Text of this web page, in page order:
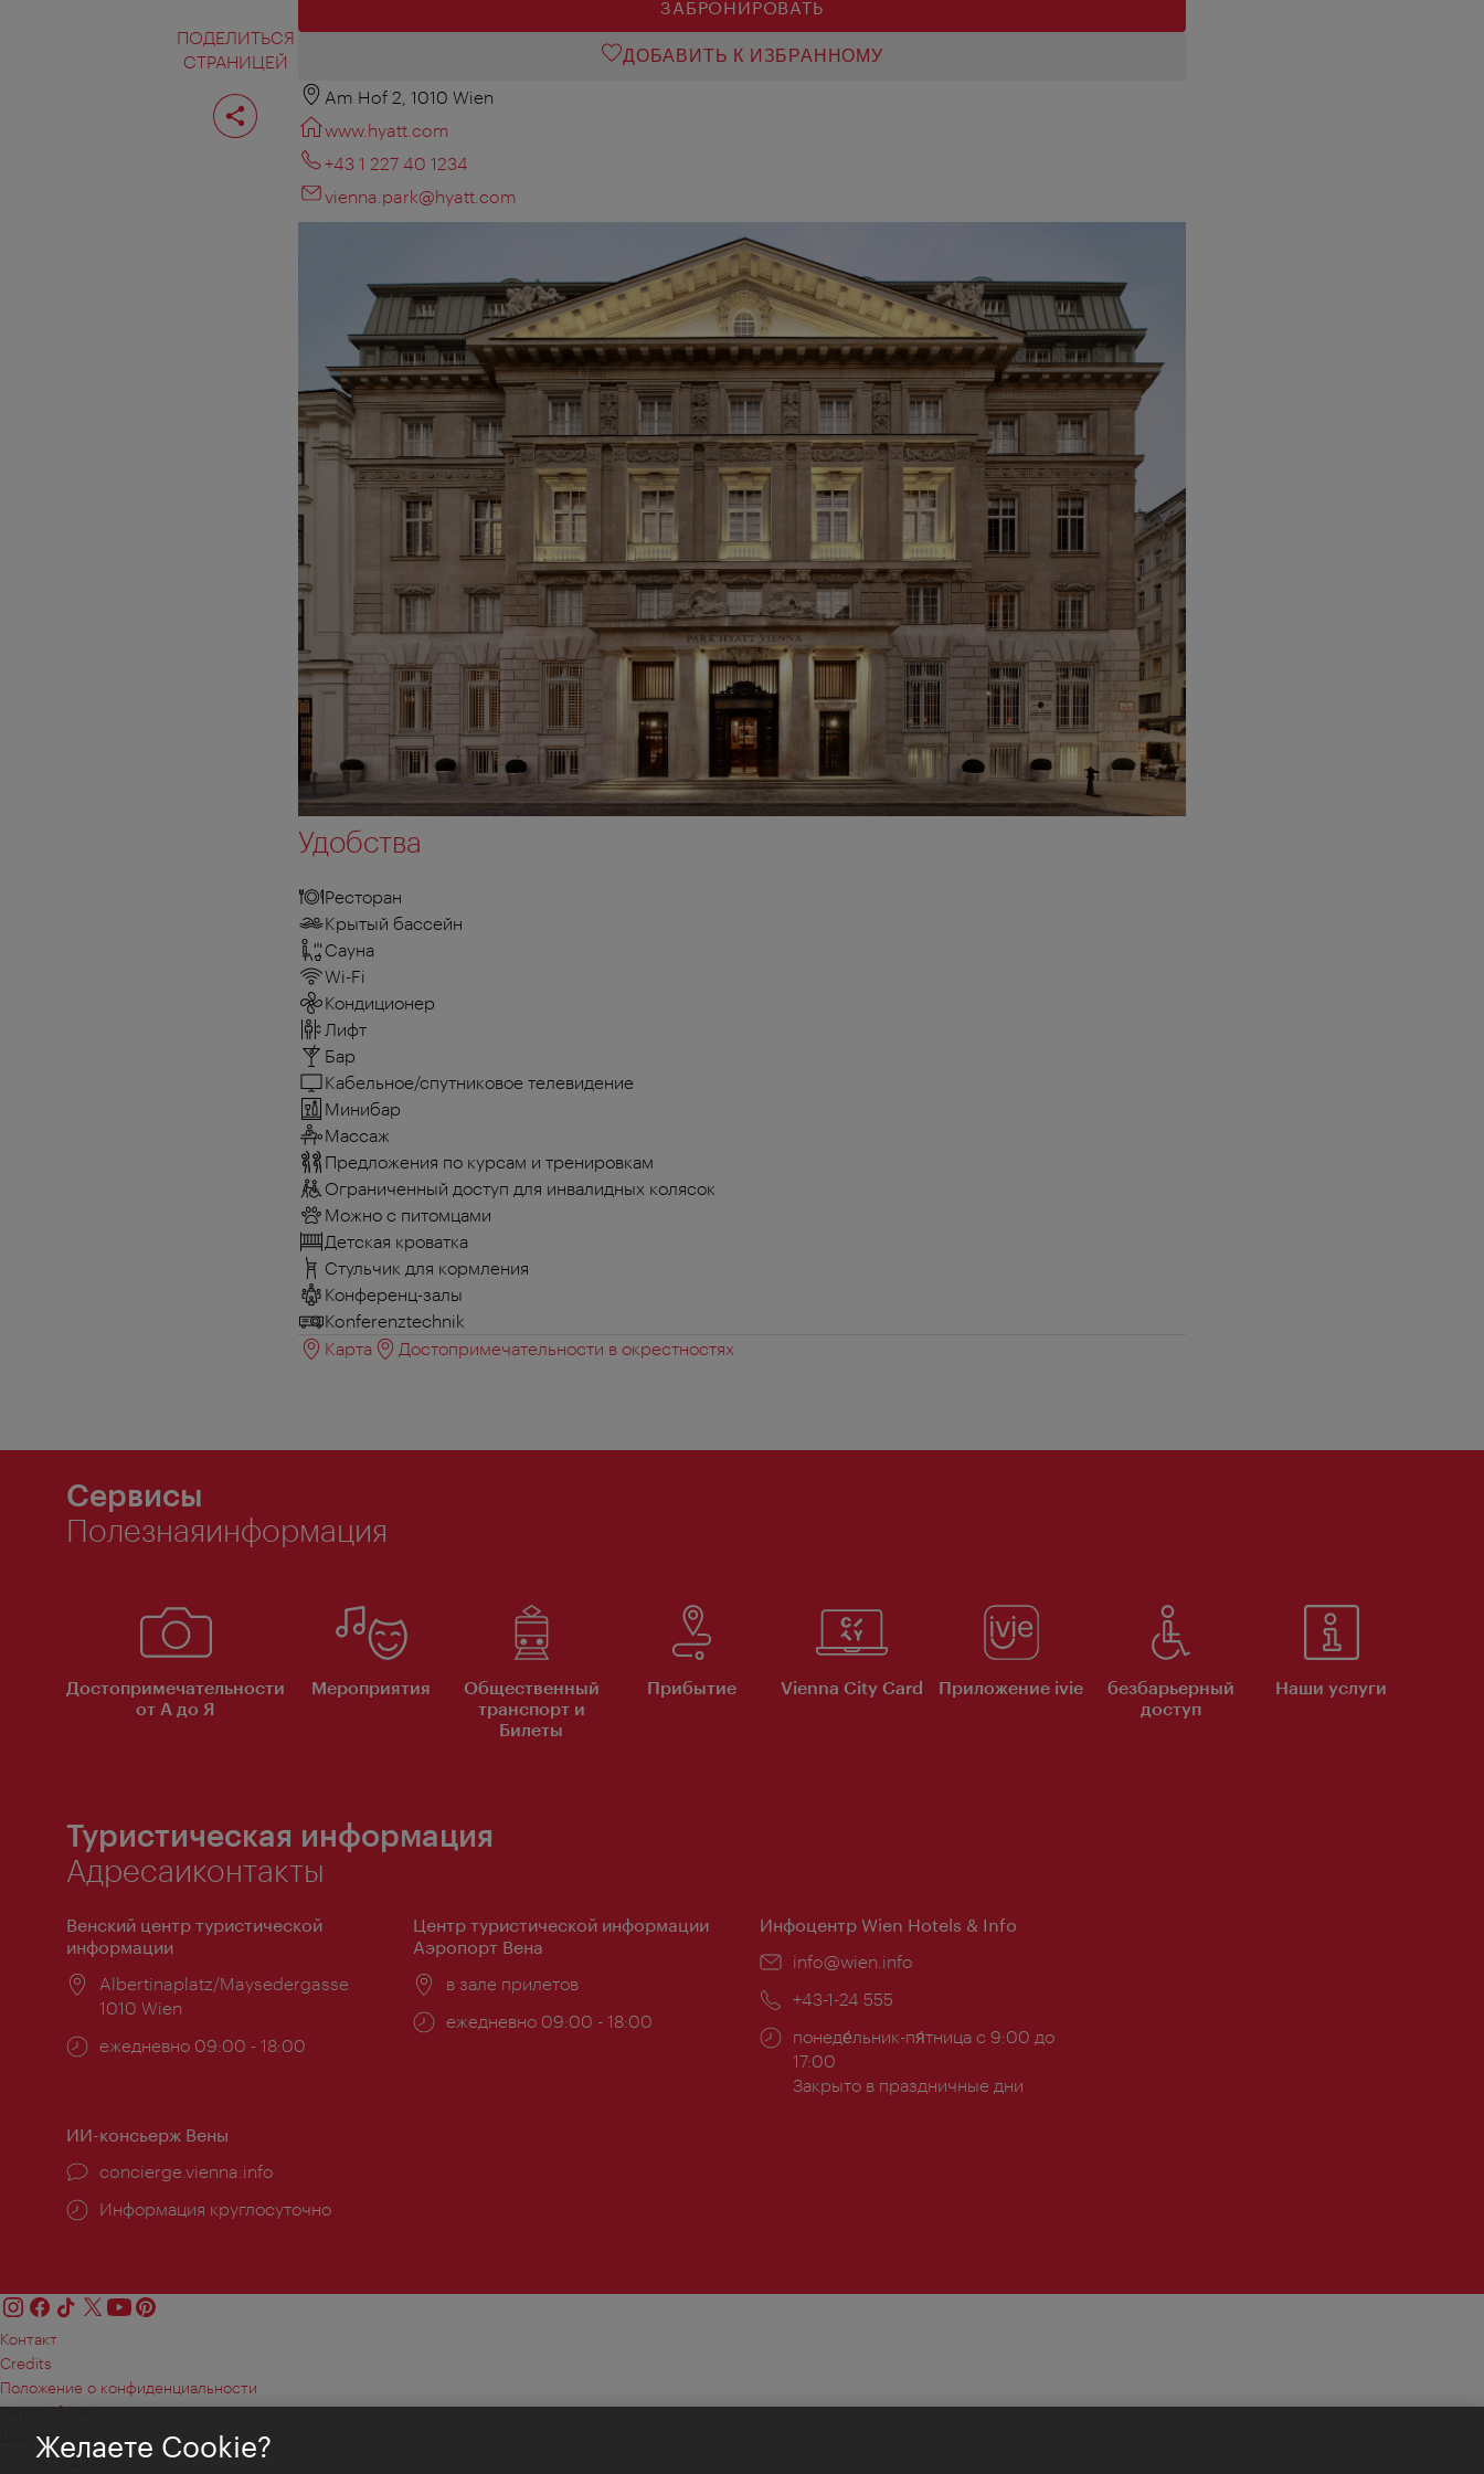
ПОДЕЛИТЬСЯ
СТРАНИЦЕЙ
Поделиться
страницей
ЗАБРОНИРОВАТЬ
ДОБАВИТЬ К ИЗБРАННОМУ
Am Hof 2, 1010 Wien
www.hyatt.com
+43 1 227 40 1234
vienna.park@hyatt.com
Удобства
Ресторан
Крытый бассейн
Сауна
Wi-Fi
Кондиционер
Лифт
Бар
Кабельное/спутниковое телевидение
Минибар
Массаж
Предложения по курсам и тренировкам
Ограниченный доступ для инвалидных колясок
Можно с питомцами
Детская кроватка
Стульчик для кормления
Конференц-залы
Konferenztechnik
Карта
Достопримечательности в окрестностях
Сервисы
Полезнаяинформация
Достопримечательности
от А до Я
Мероприятия
Общественный
транспорт и
Билеты
Прибытие Vienna City Card Приложение ivie
безбарьерный
доступ
Наши услуги
Туристическая информация
Адресаиконтакты
Венский центр туристической
информации
Расположение:
Albertinaplatz/Maysedergasse
1010 Wien
Часы
ежедневно 09:00 - 18:00
Центр туристической информации
Аэропорт Вена
Расположение:
в зале прилетов
Часы
ежедневно 09:00 - 18:00
Инфоцентр Wien Hotels & Info
Эл.
info@wien.info
Телефон:
+43-1-24 555
Часы
работы:
понеде́льник-пя́тница с 9:00 до
17:00
Закрыто в праздничные дни
ИИ-консьерж Вены
concierge.vienna.info
Информация круглосуточно
Контакт
Credits
Положение о конфиденциальности
Terms of Use
Доступность
Контакты для прессы
Желаете Cookie?